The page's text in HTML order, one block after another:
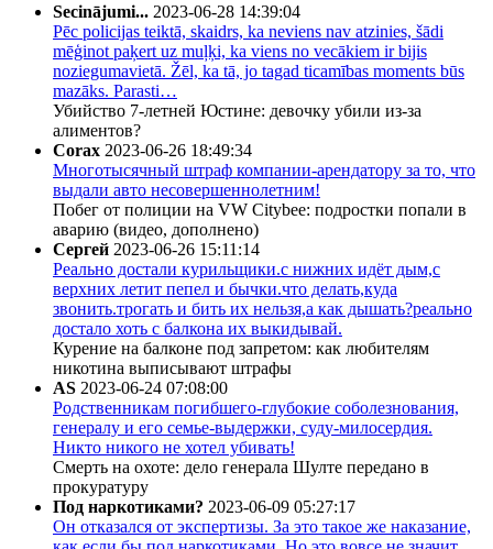
Secinājumi... 2023-06-28 14:39:04
Pēc policijas teiktā, skaidrs, ka neviens nav atzinies, šādi
mēģinot paķert uz muļķi, ka viens no vecākiem ir bijis
noziegumavietā. Žēl, ka tā, jo tagad ticamības moments būs
mazāks. Parasti…
Убийство 7-летней Юстине: девочку убили из-за
алиментов?
Corax 2023-06-26 18:49:34
Многотысячный штраф компании-арендатору за то, что
выдали авто несовершеннолетним!
Побег от полиции на VW Citybee: подростки попали в
аварию (видео, дополнено)
Сергей 2023-06-26 15:11:14
Реально достали курильщики.с нижних идёт дым,с
верхних летит пепел и бычки.что делать,куда
звонить.трогать и бить их нельзя,а как дышать?реально
достало хоть с балкона их выкидывай.
Курение на балконе под запретом: как любителям
никотина выписывают штрафы
AS 2023-06-24 07:08:00
Родственникам погибшего-глубокие соболезнования,
генералу и его семье-выдержки, суду-милосердия.
Никто никого не хотел убивать!
Смерть на охоте: дело генерала Шулте передано в
прокуратуру
Под наркотиками? 2023-06-09 05:27:17
Он отказался от экспертизы. За это такое же наказание,